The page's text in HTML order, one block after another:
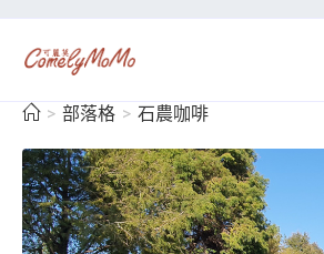
> 部落格 > 石農咖啡